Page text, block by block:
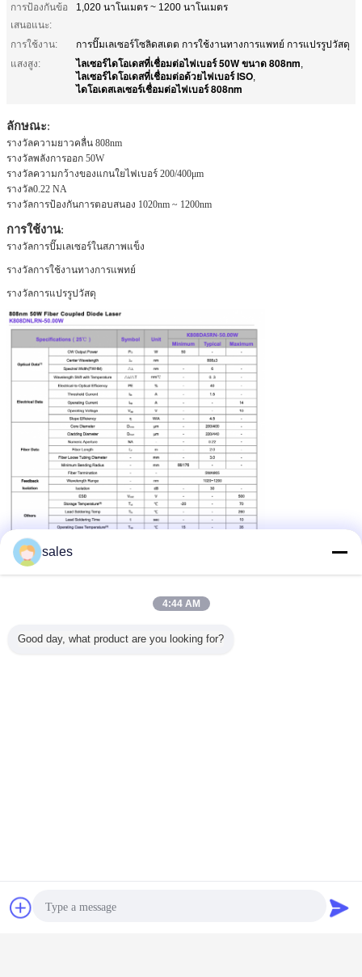
การป้องกันข้อ
เสนอแนะ:
1,020 นาโนเมตร ~ 1200 นาโนเมตร
การใช้งาน:
การปั๊มเลเซอร์โซลิดสเตต การใช้งานทางการแพทย์ การแปรรูปวัสดุ
แสงสูง:
ไลเซอร์ไดโอเดสที่เชื่อมต่อไฟเบอร์ 50W ขนาด 808nm,
ไลเซอร์ไดโอเดสที่เชื่อมต่อด้วยไฟเบอร์ ISO,
ไดโอเดสเลเซอร์เชื่อมต่อไฟเบอร์ 808nm
ลักษณะ:
รางวัลความยาวคลื่น 808nm
รางวัลพลังการออก 50W
รางวัลความกว้างของแกนใยไฟเบอร์ 200/400μm
รางวัล0.22 NA
รางวัลการป้องกันการตอบสนอง 1020nm ~ 1200nm
การใช้งาน:
รางวัลการปั๊มเลเซอร์ในสภาพแข็ง
รางวัลการใช้งานทางการแพทย์
รางวัลการแปรรูปวัสดุ
โมดูลเลเซอร์ไดโอดพลังงานสูง,โมดูลเลเซอร์พลังงานสูง
อเดสที่
เลเซอร์
ติดต่อ
sales
4:44 AM
Good day, what product are you looking for?